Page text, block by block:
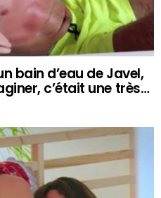
bain d’eau de Javel,
c’était une très…